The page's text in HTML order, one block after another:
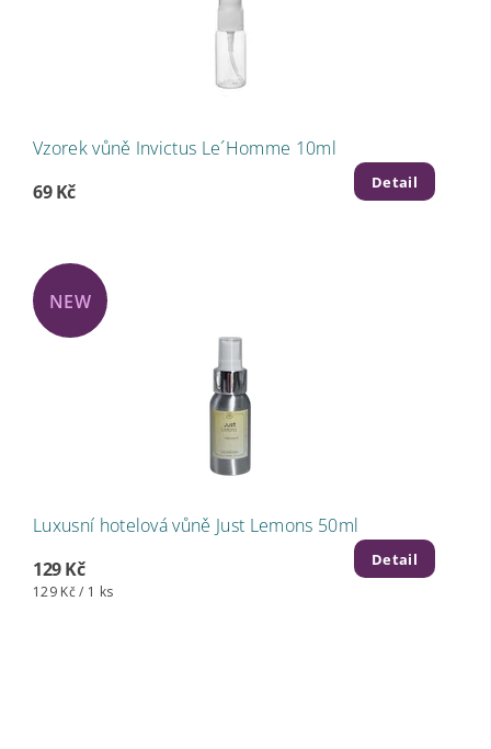
Vzorek vůně Invictus Le´Homme 10ml
69 Kč
Detail
NEW
Luxusní hotelová vůně Just Lemons 50ml
129 Kč
129 Kč / 1 ks
Detail